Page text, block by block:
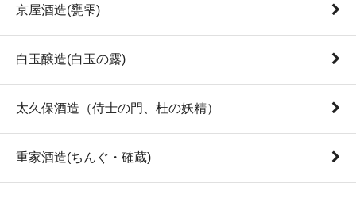
京屋酒造(甕雫)
白玉醸造(白玉の露)
太久保酒造（侍士の門、杜の妖精）
重家酒造(ちんぐ・確蔵)